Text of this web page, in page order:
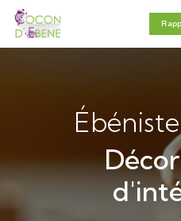
Aller
contenu
principal